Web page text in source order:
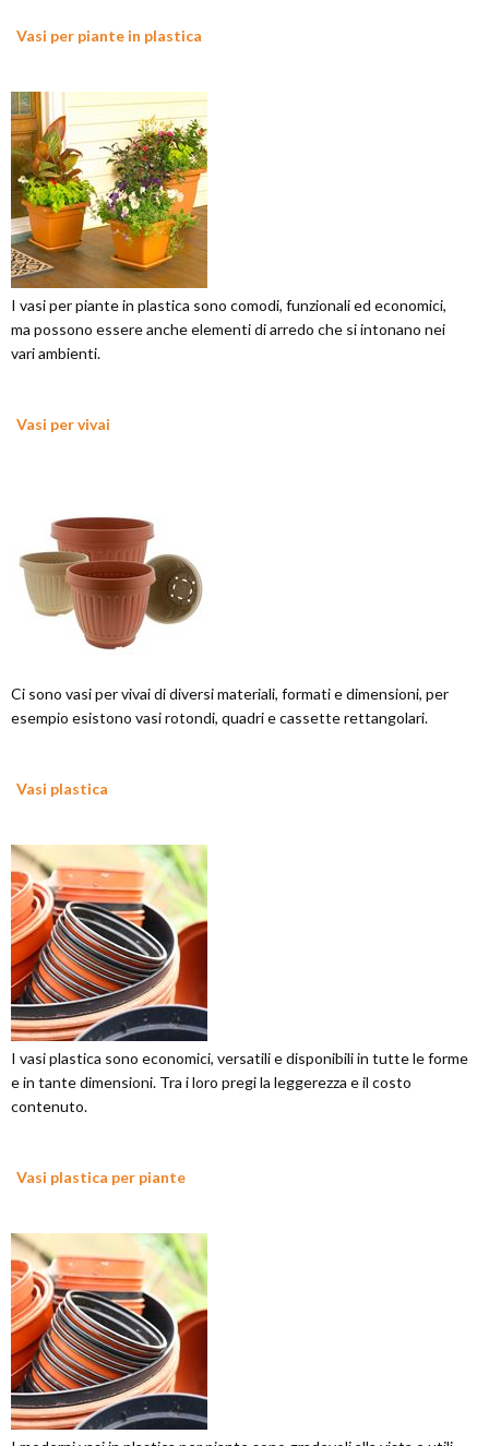
Vasi per piante in plastica
I vasi per piante in plastica sono comodi, funzionali ed economici,
ma possono essere anche elementi di arredo che si intonano nei
vari ambienti.
Vasi per vivai
Ci sono vasi per vivai di diversi materiali, formati e dimensioni, per
esempio esistono vasi rotondi, quadri e cassette rettangolari.
Vasi plastica
I vasi plastica sono economici, versatili e disponibili in tutte le forme
e in tante dimensioni. Tra i loro pregi la leggerezza e il costo
contenuto.
Vasi plastica per piante